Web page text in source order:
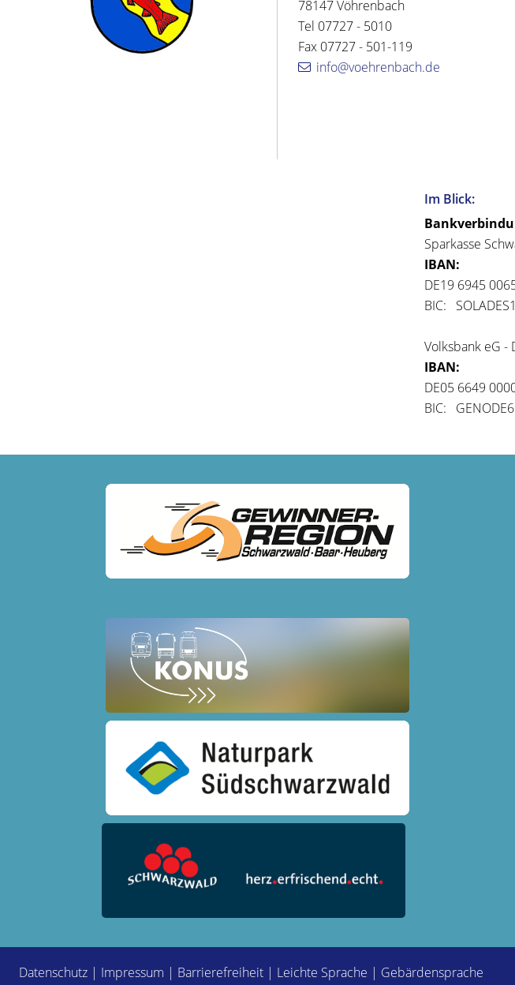
78147 Vöhrenbach
Tel 07727 - 5010
Fax 07727 - 501-119
info@voehrenbach.de
Im Blick:
Sparkasse
IBAN:
DE19 6945
BIC:
Volksbank eG -
IBAN:
DE05 6649
BIC:
Datenschutz | Impressum | Barrierefreiheit | Leichte Sprache | Gebärdensprache